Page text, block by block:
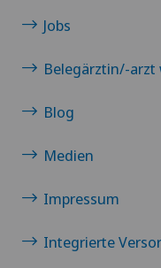
Privatklinik Villa
Rosenklinik
Jobs
Belegärztin/-arzt
Blog
Medien
Impressum
Integrierte